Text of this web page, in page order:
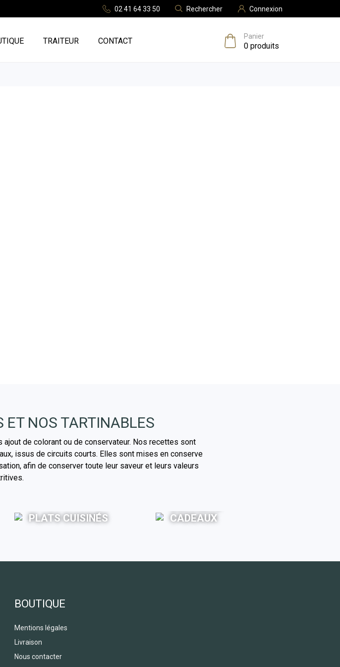
02 41 64 33 50 Rechercher Connexion
TRAITEUR CONTACT Panier
0 produits
ET NOS TARTINABLES
de colorant ou de conservateur. Nos recettes sont
issus de circuits courts. Elles sont mises en conserve
afin de conserver toute leur saveur et leurs valeurs
PLATS CUISINÉS
CADEAUX
BOUTIQUE
Mentions légales
Livraison
Nous contacter